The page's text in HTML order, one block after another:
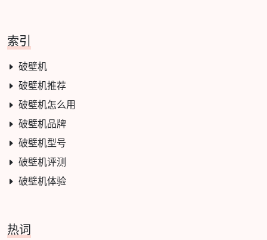
索引
破壁机
破壁机推荐
破壁机怎么用
破壁机品牌
破壁机型号
破壁机评测
破壁机体验
热词